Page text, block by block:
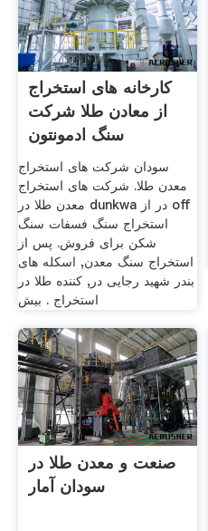
کارخانه های استخراج
از معادن طلا شرکت
سنگ ادمونتون
سودان شرکت های استخراج
معدن طلا. شرکت های استخراج
معدن طلا در dunkwa در از off
استخراج سنگ فسفات سنگ
شکن برای فروش. پس از
استخراج سنگ معدن, اسکله های
بندر شهید رجایی در, کننده طلا در
استخراج . بیش
صنعت و معدن طلا در
سودان آمار